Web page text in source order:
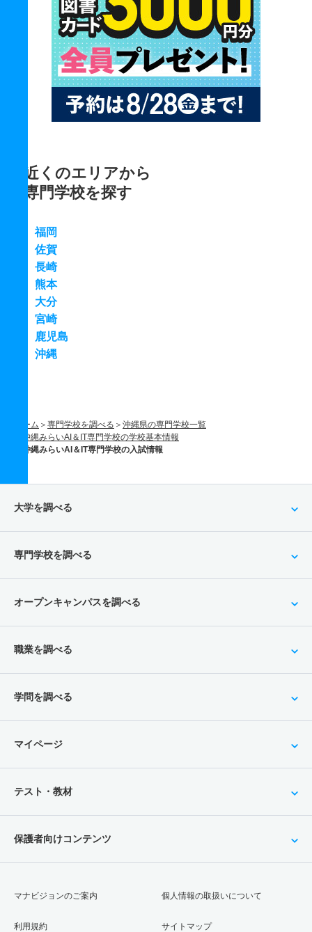
近くのエリアから
専門学校を探す
福岡
佐賀
長崎
熊本
大分
宮崎
鹿児島
沖縄
ホーム 専門学校を調べる
沖縄県の専門学校一覧
沖縄みらいAI＆IT専門学校の学校基本情報
沖縄みらいAI＆IT専門学校の入試情報
大学を調べる
専門学校を調べる
オープンキャンパスを調べる
職業を調べる
学問を調べる
マイページ
テスト・教材
保護者向けコンテンツ
マナビジョンのご案内
利用規約
個人情報の取扱いについて
サイトマップ